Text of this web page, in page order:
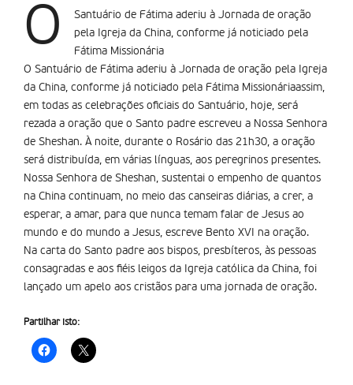
O
Santuário de Fátima aderiu à Jornada de oração
pela Igreja da China, conforme já noticiado pela
Fátima Missionária
O Santuário de Fátima aderiu à Jornada de oração pela Igreja
da China, conforme já noticiado pela Fátima Missionáriaassim,
em todas as celebrações oficiais do Santuário, hoje, será
rezada a oração que o Santo padre escreveu a Nossa Senhora
de Sheshan. À noite, durante o Rosário das 21h30, a oração
será distribuída, em várias línguas, aos peregrinos presentes.
Nossa Senhora de Sheshan, sustentai o empenho de quantos
na China continuam, no meio das canseiras diárias, a crer, a
esperar, a amar, para que nunca temam falar de Jesus ao
mundo e do mundo a Jesus, escreve Bento XVI na oração.
Na carta do Santo padre aos bispos, presbíteros, às pessoas
consagradas e aos fiéis leigos da Igreja católica da China, foi
lançado um apelo aos cristãos para uma jornada de oração.
Partilhar isto: